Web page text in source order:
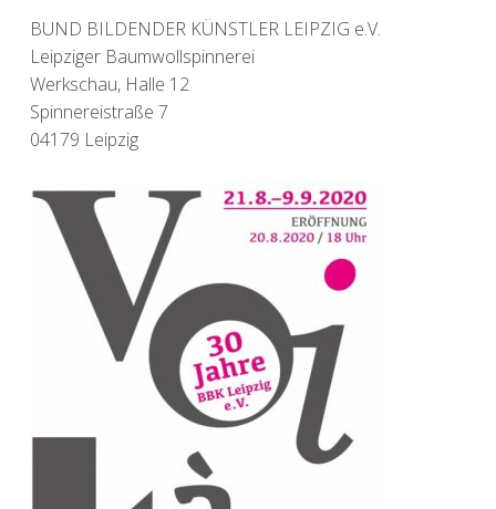
BUND BILDENDER KÜNSTLER LEIPZIG e.V.
Leipziger Baumwollspinnerei
Werkschau, Halle 12
Spinnereistraße 7
04179 Leipzig